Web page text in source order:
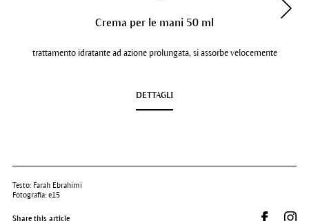
Crema per le mani 50 ml
trattamento idratante ad azione prolungata, si assorbe velocemente
DETTAGLI
Testo: Farah Ebrahimi
Fotografia: e15
Share this article Condividi